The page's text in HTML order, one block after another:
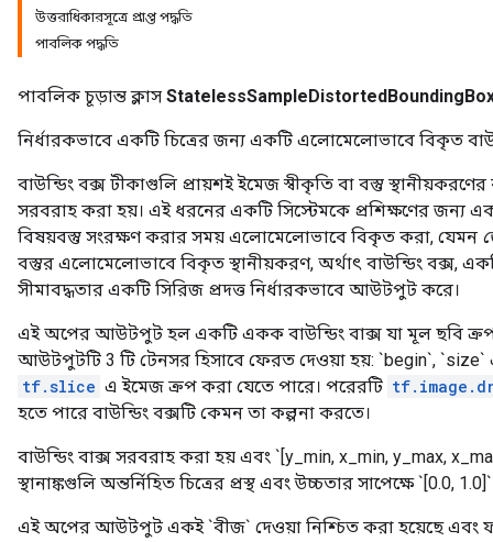
উত্তরাধিকারসূত্রে প্রাপ্ত পদ্ধতি
পাবলিক পদ্ধতি
পাবলিক চূড়ান্ত ক্লাস
নির্ধারকভাবে একটি চিত্রের জন্য একটি এলোমেলোভাবে বিকৃত
বাউন্ডিং বক্স টীকাগুলি প্রায়শই ইমেজ স্বীকৃতি বা বস্তু
সরবরাহ করা হয়। এই ধরনের একটি সিস্টেমকে প্রশিক্ষণের জন্য
বিষয়বস্তু সংরক্ষণ করার সময় এলোমেলোভাবে বিকৃত করা, যেমন
বস্তুর এলোমেলোভাবে বিকৃত স্থানীয়করণ, অর্থাৎ বাউন্ডিং বক্স,
সীমাবদ্ধতার একটি সিরিজ প্রদত্ত নির্ধারকভাবে আউটপুট করে।
এই অপের আউটপুট হল একটি একক বাউন্ডিং বাক্স যা মূল ছবি ক্রপ
আউটপুটটি 3 টি টেনসর হিসাবে ফেরত দেওয়া হয়: `begin`, `size`
tf.slice এ ইমেজ ক্রপ করা যেতে পারে। পরেরটি
হতে পারে বাউন্ডিং বক্সটি কেমন তা কল্পনা করতে।
বাউন্ডিং বাক্স সরবরাহ করা হয় এবং `[y_min, x_min, y_max,
স্থানাঙ্কগুলি অন্তর্নিহিত চিত্রের প্রস্থ এবং উচ্চতার সাপেক্ষে `[0.0,
এই অপের আউটপুট একই `বীজ` দেওয়া নিশ্চিত করা হয়েছে এবং